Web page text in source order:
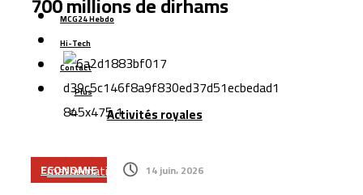
OCP accélère dans le dessalement : 410 millions de m³
d’eau par an
Boulemane : un projet de 251 MDH pour sécuriser
l’approvisionnement en eau potable
Six jeunes Marocains décrochent la 2ᵉ place mondiale
mathématique
MCG24 Hebdo
Hi-Tech
Contact
Plus
Activités royales
ECONOMIE 14 juin، 2026